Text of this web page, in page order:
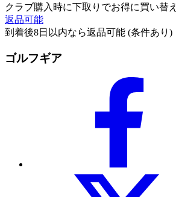
クラブ購入時に下取りでお得に買い替え
返品可能
到着後8日以内なら返品可能 (条件あり)
ゴルフギア